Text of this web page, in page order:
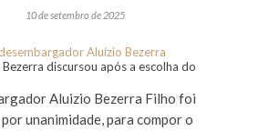
10 de setembro de 2025
discursou após a escolha do
Aluizio Bezerra Filho foi
unanimidade, para compor o